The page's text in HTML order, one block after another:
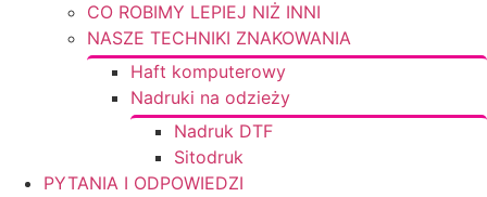
CO ROBIMY LEPIEJ NIŻ INNI
NASZE TECHNIKI ZNAKOWANIA
Haft komputerowy
Nadruki na odzieży
Nadruk DTF
Sitodruk
PYTANIA I ODPOWIEDZI